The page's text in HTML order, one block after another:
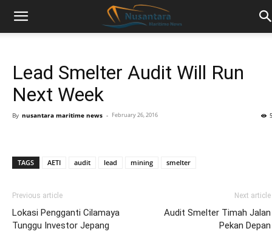
Lead Smelter Audit Will Run
Next Week
By nusantara maritime news - February 26, 2016
TAGS AETI audit lead mining smelter
Previous article
Lokasi Pengganti Cilamaya
Tunggu Investor Jepang
Next article
Audit Smelter Timah Jalan
Pekan Depan